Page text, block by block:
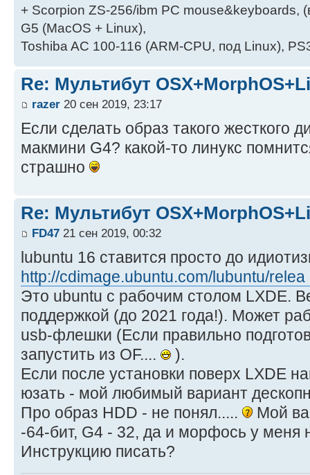
+ Scorpion ZS-256/ibm PC mouse&keyboards,
G5 (MacOS + Linux),
Toshiba AC 100-116 (ARM-CPU, под Linux),
Re: Мультибут
razer 20 сен 2019, 23:17
Если сделать образ такого жесткого
макмини G4? какой-то линукс
страшно
Re: Мультибут
FD47 21 сен 2019, 00:32
lubuntu 16 ставится просто до
http://cdimage.ubuntu.com/lubuntu/
Это ubuntu c рабочим столом LXDE.
поддержкой (до 2021 года!). Может
usb-флешки (Если правильно
запустить из ОF....
).
Если после установки поверх LXDE
юзать - мой любимый вариант
Про образ HDD - не понял.....
Мой
-64-бит, G4 - 32, да и морфось у меня
Инструкцию писать?